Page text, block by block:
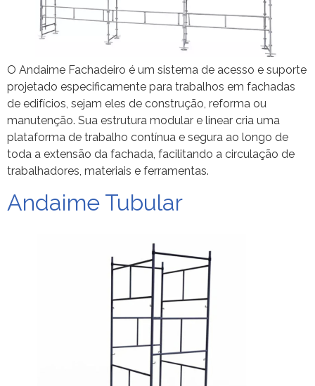
O Andaime Fachadeiro é um sistema de acesso e suporte
projetado especificamente para trabalhos em fachadas
de edifícios, sejam eles de construção, reforma ou
manutenção. Sua estrutura modular e linear cria uma
plataforma de trabalho contínua e segura ao longo de
toda a extensão da fachada, facilitando a circulação de
trabalhadores, materiais e ferramentas.
Andaime Tubular